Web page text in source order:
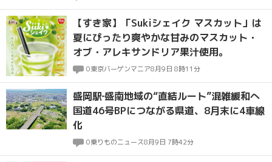
【すき家】「Sukiシェイク マスカット」は
夏にぴったり爽やかな甘みのマスカット・
オブ・アレキサンドリア果汁使用。
0東京バーゲンマニア8月9日 8時11分
盛岡駅‐盛南地域の“直結ルート”混雑緩和へ
国道46号BPにつながる県道、8月末に4車線
化
0乗りものニュース8月9日 7時42分